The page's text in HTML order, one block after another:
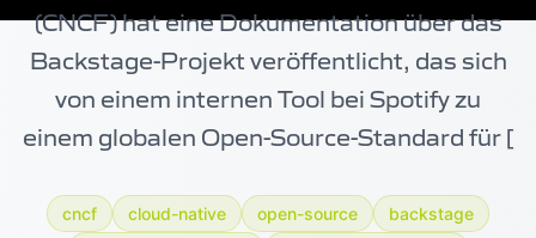
(CNCF) hat eine Dokumentation über das
Backstage-Projekt veröffentlicht, das sich
von einem internen Tool bei Spotify zu
einem globalen Open-Source-Standard für [
cncf cloud-native open-source
backstage